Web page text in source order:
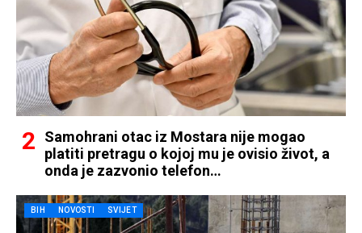
Samohrani otac iz Mostara nije mogao
platiti pretragu o kojoj mu je ovisio život, a
onda je zazvonio telefon…
BIH NOVOSTI SVIJET